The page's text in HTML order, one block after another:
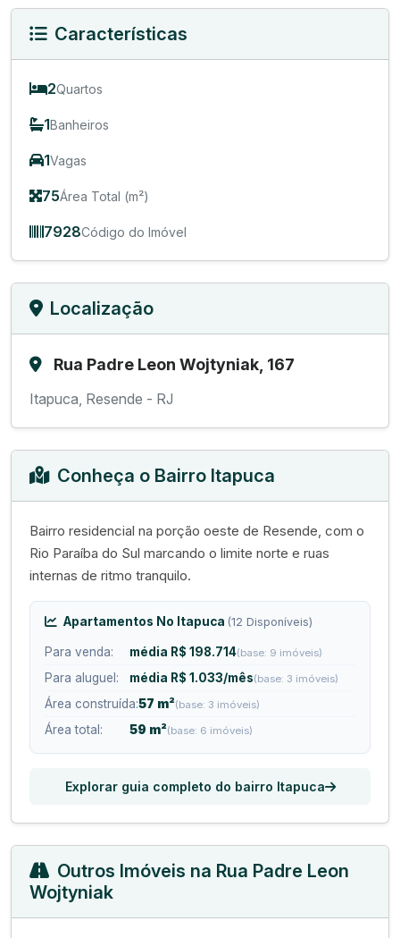
Características
2Quartos
1Banheiros
1Vagas
75Área Total (m²)
7928Código do Imóvel
Localização
Rua Padre Leon Wojtyniak, 167
Itapuca, Resende - RJ
Conheça o Bairro Itapuca
Bairro residencial na porção oeste de Resende, com o
Rio Paraíba do Sul marcando o limite norte e ruas
internas de ritmo tranquilo.
Apartamentos No Itapuca (12 Disponíveis)
Para venda: média R$ 198.714(base: 9 imóveis)
Para aluguel: média R$ 1.033/mês(base: 3 imóveis)
Área construída:57 m²(base: 3 imóveis)
Área total: 59 m²(base: 6 imóveis)
Explorar guia completo do bairro Itapuca
Outros Imóveis na Rua Padre Leon
Wojtyniak